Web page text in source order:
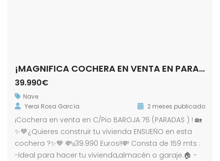
¡MAGNIFICA COCHERA EN VENTA EN PARADAS!
39.990€
Nave
Yerai Rosa García
2 meses publicado
¡Cochera en venta en C/Pio BAROJA 76 (PARADAS ) ! 🏡
✨💙¿Quieres construir tu vivienda ENSUEÑO en esta
cochera ?✨💙 💸¡¡39.990 Euros!!💸 Consta de 159 mts :
-Ideal para hacer tu vivienda,almacén o garaje.🏠 -